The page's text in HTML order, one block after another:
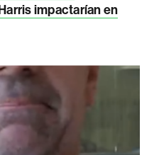
impactarían en